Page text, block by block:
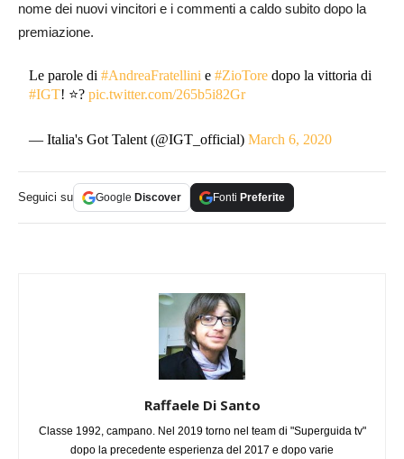
nome dei nuovi vincitori e i commenti a caldo subito dopo la
premiazione.
Le parole di#AndreaFratellini e#ZioTore dopo la vittoria di
#IGT! ⭐️?pic.twitter.com/265b5i82Gr
— Italia's Got Talent (@IGT_official)March 6, 2020
Seguici su Google Discover Fonti Preferite
Raffaele Di Santo
Classe 1992, campano. Nel 2019 torno nel team di "Superguida tv"
dopo la precedente esperienza del 2017 e dopo varie